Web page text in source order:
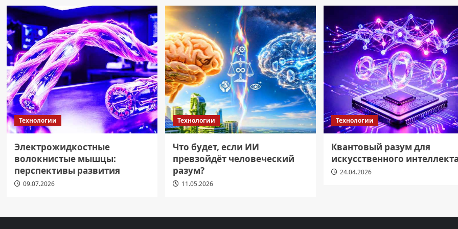
Технологии
Электрожидкостные
волокнистые мышцы:
перспективы развития
09.07.2026
Технологии
Что будет, если ИИ
превзойдёт человеческий
разум?
11.05.2026
Технологии
Квантовый разум для
искусственного
24.04.2026